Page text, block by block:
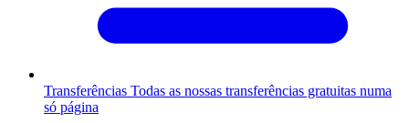
Transferências Todas as nossas transferências gratuitas numa
só página